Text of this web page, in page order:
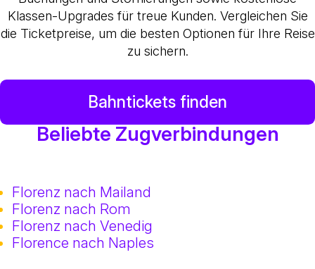
Klassen-Upgrades für treue Kunden. Vergleichen Sie
die Ticketpreise, um die besten Optionen für Ihre Reise
zu sichern.
Bahntickets finden
Beliebte Zugverbindungen
Florenz nach Mailand
Florenz nach Rom
Florenz nach Venedig
Florence nach Naples